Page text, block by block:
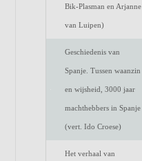
Bik-Plasman en Arjanne
van Luipen)
Geschiedenis van
Spanje. Tussen waanzin
en wijsheid, 3000 jaar
machthebbers in Spanje
(vert. Ido Croese)
Het verhaal van